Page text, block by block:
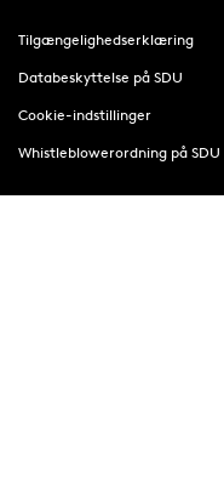
Tilgængelighedserklæring
Databeskyttelse på SDU
Cookie-indstillinger
Whistleblowerordning på SDU